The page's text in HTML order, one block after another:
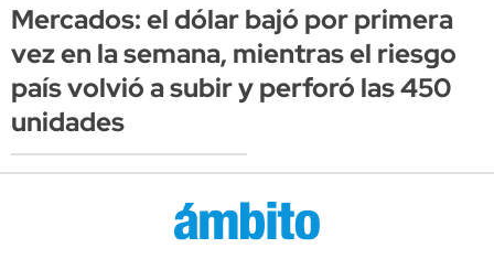
Mercados: el dólar bajó por primera
vez en la semana, mientras el riesgo
país volvió a subir y perforó las 450
unidades